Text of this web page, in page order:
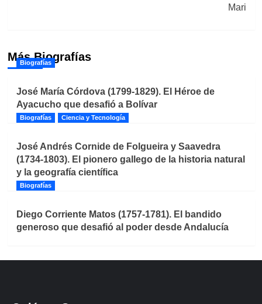
Mari
Más Biografías
Biografías
José María Córdova (1799-1829). El Héroe de
Ayacucho que desafió a Bolívar
Biografías Ciencia y Tecnología
José Andrés Cornide de Folgueira y Saavedra
(1734-1803). El pionero gallego de la historia natural
y la geografía científica
Biografías
Diego Corriente Matos (1757-1781). El bandido
generoso que desafió al poder desde Andalucía